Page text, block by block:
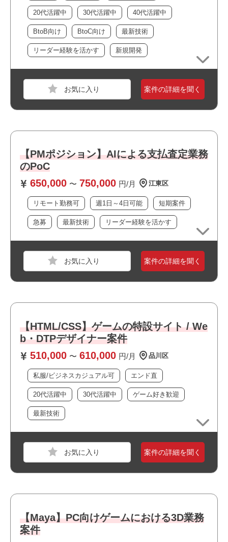
20代活躍中 30代活躍中 40代活躍中
BtoB向け BtoC向け 最新技術
リーダー経験を活かす 新規開発
おすすめポイント
・リモート勤務併用可能です
・駅近でアクセス良好です
・オフィスは綺麗で快適な環境です
・周辺に飲食店や商業施設が多くランチにも便利です
・上流工程に携われます
・リーダーポジションを担えます
・大手企業の案件です
・幅広い年齢層の方が活躍しています
案件の詳細を聞く
【PMポジション】AIによる支払査定業務
のPoC
650,000 〜 750,000 円/月 江東区
リモート勤務可 週1日～4日可能 短期案件
急募 最新技術 リーダー経験を活かす
・複数関係者との調整経験
・課題管理およびタスク管理経験
おすすめポイント
・最新技術に携われます
・上流工程に携われます
・幅広い年齢層の方が活躍しています
・短期のスポット案件です
案件の詳細を聞く
【HTML/CSS】ゲームの特設サイト / We
b・DTPデザイナー案件
510,000 〜 610,000 円/月 品川区
私服/ビジネスカジュアル可 エンド直
20代活躍中 30代活躍中 ゲーム好き歓迎
最新技術
WEBデザイナー
必須スキル
・Webデザインの経験
※特にエンタメ系Webサイトで使用されるようなUIアニ
メーションの実装経験
・Wix、Wordpress等の製品を使ったWebサイト構築経験
（HTML、CSS、JavaScriptで実装した構築経験でも可）
おすすめポイント
・フルリモート案件です
案件の詳細を聞く
【Maya】PC向けゲームにおける3D業務
案件
職種
【ゲーム】3Dデザイナー
スキル
Autodesk Maya,Blender,Zbrush,Substance Paint
er,UE4,Unity
・コンソールまたはPC向け3Dゲームの開発経験（2年以
上）
または映像業界での制作経験（2年以上）
・フルリモート案件です
・新規開発に携われます
・運用保守に携われます
・ゲームが好きな方歓迎！
職種